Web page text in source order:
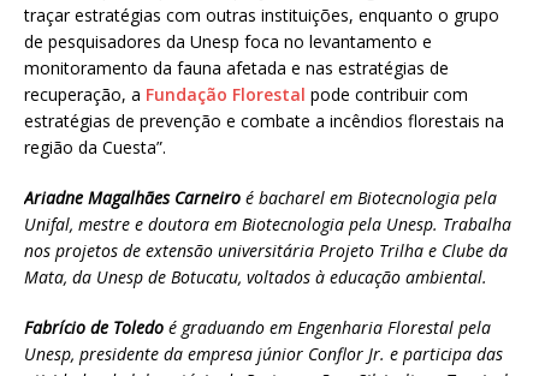
traçar estratégias com outras instituições, enquanto o grupo
de pesquisadores da Unesp foca no levantamento e
monitoramento da fauna afetada e nas estratégias de
recuperação, a Fundação Florestal pode contribuir com
estratégias de prevenção e combate a incêndios florestais na
região da Cuesta”.
Ariadne Magalhães Carneiro é bacharel em Biotecnologia pela
Unifal, mestre e doutora em Biotecnologia pela Unesp. Trabalha
nos projetos de extensão universitária Projeto Trilha e Clube da
Mata, da Unesp de Botucatu, voltados à educação ambiental.
Fabrício de Toledo é graduando em Engenharia Florestal pela
Unesp, presidente da empresa júnior Conflor Jr. e participa das